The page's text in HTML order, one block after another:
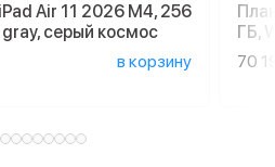
Air 11 2026 M4, 256
серый космос
в корзину
ГБ,
70